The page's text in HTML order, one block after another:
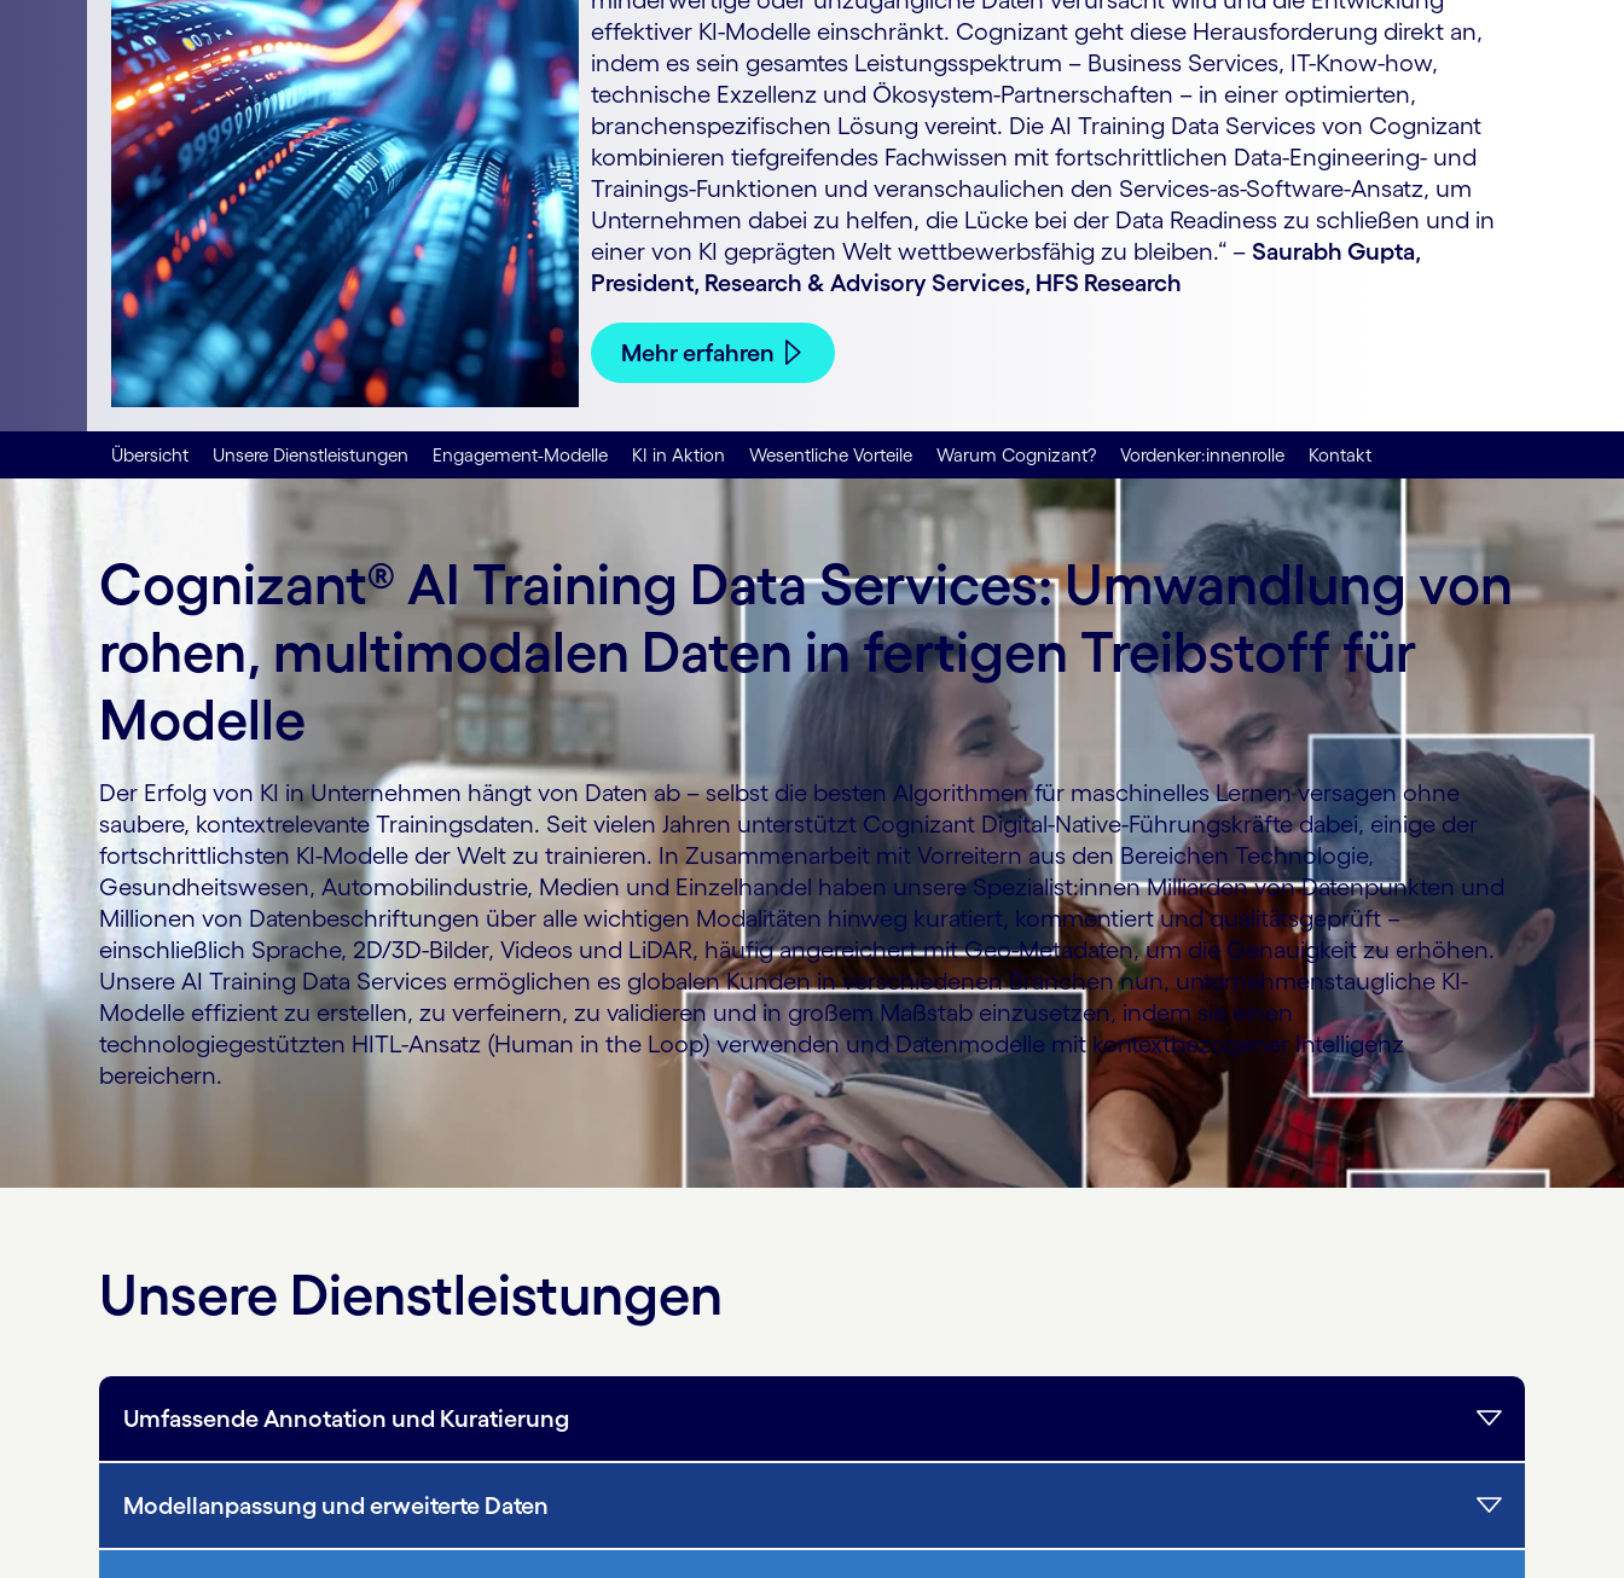
effektiver KI-Modelle einschränkt. Cognizant geht diese Herausforderung direkt an,
indem es sein gesamtes Leistungsspektrum – Business Services, IT-Know-how,
technische Exzellenz und Ökosystem-Partnerschaften – in einer optimierten,
branchenspezifischen Lösung vereint. Die AI Training Data Services von Cognizant
kombinieren tiefgreifendes Fachwissen mit fortschrittlichen Data-Engineering- und
Trainings-Funktionen und veranschaulichen den Services-as-Software-Ansatz, um
Unternehmen dabei zu helfen, die Lücke bei der Data Readiness zu schließen und in
einer von KI geprägten Welt wettbewerbsfähig zu bleiben.“ – Saurabh Gupta,
President, Research & Advisory Services, HFS Research
Mehr erfahren
Übersicht Unsere Dienstleistungen Engagement-Modelle KI in Aktion Wesentliche Vorteile Warum Cognizant? Vordenker:innenrolle Kontakt
Cognizant® AI Training Data Services: Umwandlung von
rohen, multimodalen Daten in fertigen Treibstoff für
Modelle
Der Erfolg von KI in Unternehmen hängt von Daten ab – selbst die besten Algorithmen für maschinelles Lernen versagen ohne
saubere, kontextrelevante Trainingsdaten. Seit vielen Jahren unterstützt Cognizant Digital-Native-Führungskräfte dabei, einige der
fortschrittlichsten KI-Modelle der Welt zu trainieren. In Zusammenarbeit mit Vorreitern aus den Bereichen Technologie,
Gesundheitswesen, Automobilindustrie, Medien und Einzelhandel haben unsere Spezialist:innen Milliarden von Datenpunkten und
Millionen von Datenbeschriftungen über alle wichtigen Modalitäten hinweg kuratiert, kommentiert und qualitätsgeprüft –
einschließlich Sprache, 2D/3D-Bilder, Videos und LiDAR, häufig angereichert mit Geo-Metadaten, um die Genauigkeit zu erhöhen.
Unsere AI Training Data Services ermöglichen es globalen Kunden in verschiedenen Branchen nun, unternehmenstaugliche KI-
Modelle effizient zu erstellen, zu verfeinern, zu validieren und in großem Maßstab einzusetzen, indem sie einen
technologiegestützten HITL-Ansatz (Human in the Loop) verwenden und Datenmodelle mit kontextbezogener Intelligenz
bereichern.
Unsere Dienstleistungen
Umfassende Annotation und Kuratierung
Modellanpassung und erweiterte Daten